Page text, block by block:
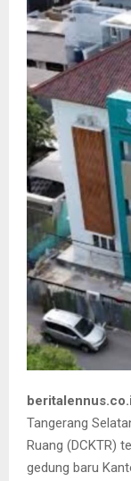
Tangerang
Ruang (DCKTR)
gedung baru